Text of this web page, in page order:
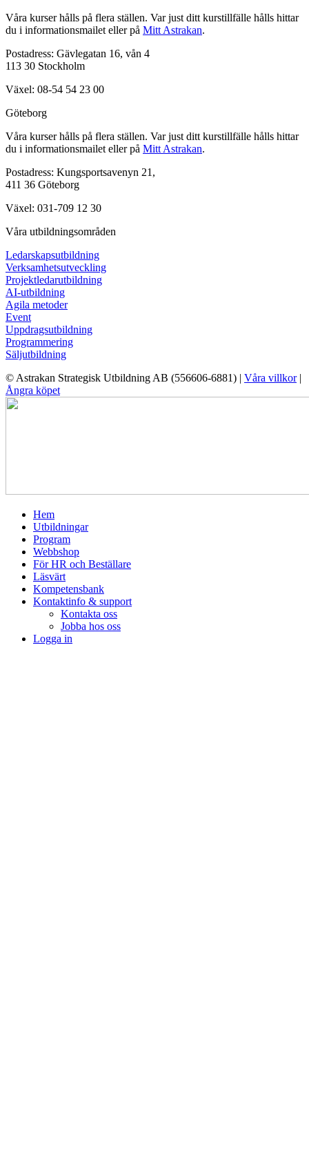
Våra kurser hålls på flera ställen. Var just ditt kurstillfälle hålls hittar
du i informationsmailet eller på Mitt Astrakan.
Postadress: Gävlegatan 16, vån 4
113 30 Stockholm
Växel: 08-54 54 23 00
Göteborg
Våra kurser hålls på flera ställen. Var just ditt kurstillfälle hålls hittar
du i informationsmailet eller på Mitt Astrakan.
Postadress: Kungsportsavenyn 21,
411 36 Göteborg
Växel: 031-709 12 30
Våra utbildningsområden
Ledarskapsutbildning
Verksamhetsutveckling
Projektledarutbildning
AI-utbildning
Agila metoder
Event
Uppdragsutbildning
Programmering
Säljutbildning
© Astrakan Strategisk Utbildning AB (556606-6881) | Våra villkor|
Ångra köpet
Hem
Utbildningar
Program
Webbshop
För HR och Beställare
Läsvärt
Kompetensbank
Kontaktinfo & support
Kontakta oss
Jobba hos oss
Logga in